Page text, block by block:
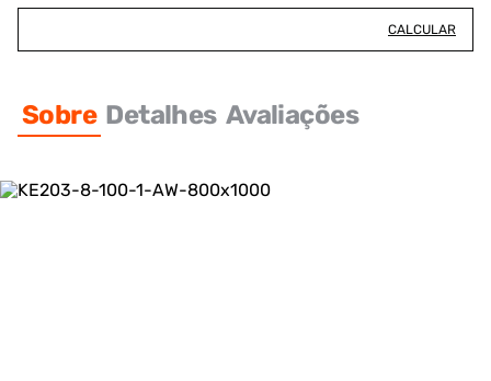
CALCULAR
Sobre Detalhes Avaliações